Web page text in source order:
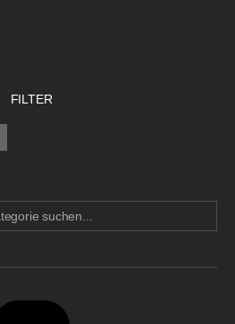
FILTER